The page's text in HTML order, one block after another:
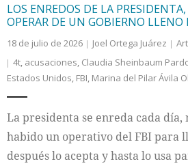
LOS ENREDOS DE LA
OPERAR DE UN GOBIERNO
18 de julio de 2026 Joel Ortega Juárez
4t, acusaciones, Claudia Sheinbaum
Estados Unidos, FBI, Marina del Pilar Ávila
La presidenta se enreda cada día,
habido un operativo del FBI para
después lo acepta y hasta lo usa